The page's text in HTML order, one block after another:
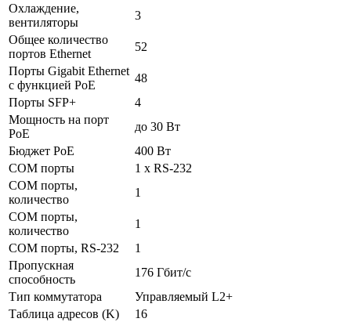
Охлаждение,
вентиляторы
3
Общее количество
портов Ethernet
52
Порты Gigabit Ethernet
с функцией PoE
48
Порты SFP+
4
Мощность на порт
PoE
до 30 Вт
Бюджет PoE
400 Вт
COM порты
1 x RS-232
COM порты,
количество
1
COM порты,
количество
1
COM порты, RS-232
1
Пропускная
способность
176 Гбит/с
Тип коммутатора
Управляемый L2+
Таблица адресов (K)
16